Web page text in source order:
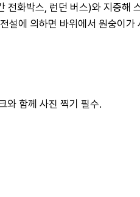
화박스, 런던 버스)와 지중해
에 의하면 바위에서 원숭이가
와 함께 사진 찍기 필수.